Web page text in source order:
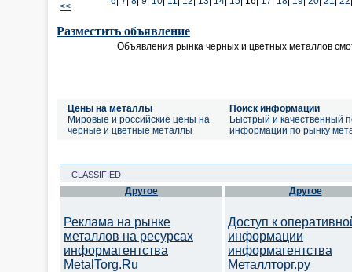
<<
Разместить объявление
Объявления рынка черных и цветных металлов
Цены на металлы
Мировые и российские цены на
черные и цветные металлы
Поиск информации
Быстрый и качественный
информации по рынку
CLASSIFIED
Другое
Реклама на рынке
металлов на ресурсах
информагентства
MetalTorg.Ru
Другое
Доступ к
информации
информагентства
Металлторг.ру